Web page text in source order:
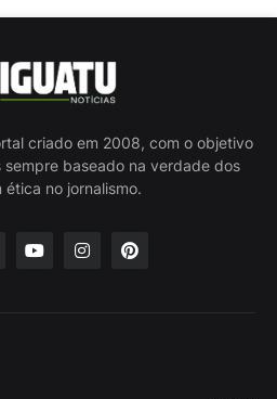
criado em 2008, com o objetivo
baseado na verdade dos
ética no jornalismo.